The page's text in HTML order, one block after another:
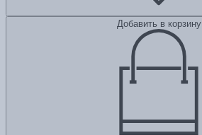
Добавить в корзину